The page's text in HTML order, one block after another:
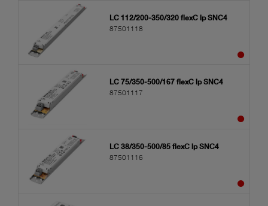
LC 112/200-350/320 flexC lp SNC4
87501118
LC 75/350-500/167 flexC lp SNC4
87501117
LC 38/350-500/85 flexC lp SNC4
87501116